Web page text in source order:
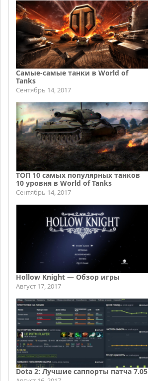
Самые-самые танки в World of
Tanks
Сентябрь 14, 2017
ТОП 10 самых популярных танков
10 уровня в World of Tanks
Сентябрь 14, 2017
Hollow Knight — Обзор игры
Август 17, 2017
Dota 2: Лучшие саппорты патча 7.05